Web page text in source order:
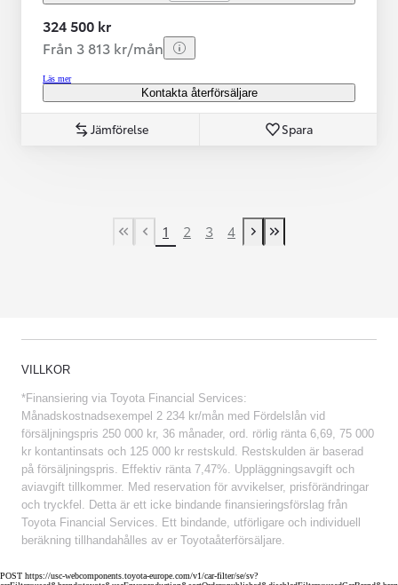
324 500 kr
Från 3 813 kr/mån
Läs mer
Kontakta återförsäljare
Jämförelse Spara
First Page
Previous page
1 2 3 4
Next page
Last Page
VILLKOR
*Finansiering via Toyota Financial Services:
Månadskostnadsexempel 2 234 kr/mån med Fördelslån vid
försäljningspris 250 000 kr, 36 månader, ord. rörlig ränta 6,69, 75 000
kr kontantinsats och 125 000 kr restskuld. Restskulden är baserad
på försäljningspris. Effektiv ränta 7,47%. Uppläggningsavgift och
aviavgift tillkommer. Med reservation för avvikelser, prisförändringar
och tryckfel. Detta är ett icke bindande finansieringsförslag från
Toyota Financial Services. Ett bindande, utförligare och individuell
beräkning tillhandahålles av er Toyotaåterförsäljare.
POST https://usc-webcomponents.toyota-europe.com/v1/car-filter/se/sv?